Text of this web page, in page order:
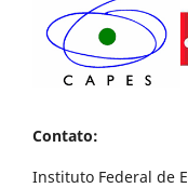
Contato:
Instituto Federal de